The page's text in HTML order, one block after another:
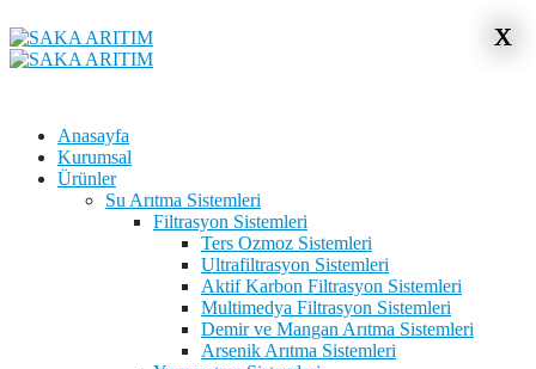
Anasayfa
Kurumsal
Ürünler
Su Arıtma Sistemleri
Filtrasyon Sistemleri
Ters Ozmoz Sistemleri
Ultrafiltrasyon Sistemleri
Aktif Karbon Filtrasyon Sistemleri
Multimedya Filtrasyon Sistemleri
Demir ve Mangan Arıtma Sistemleri
Arsenik Arıtma Sistemleri
x
x